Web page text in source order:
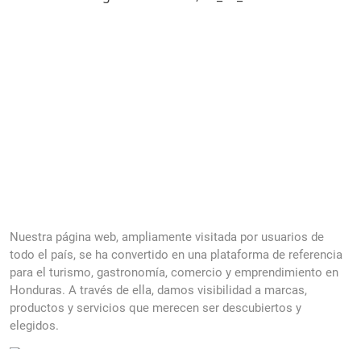
Nuestra página web, ampliamente visitada por usuarios de
todo el país, se ha convertido en una plataforma de referencia
para el turismo, gastronomía, comercio y emprendimiento en
Honduras. A través de ella, damos visibilidad a marcas,
productos y servicios que merecen ser descubiertos y
elegidos.